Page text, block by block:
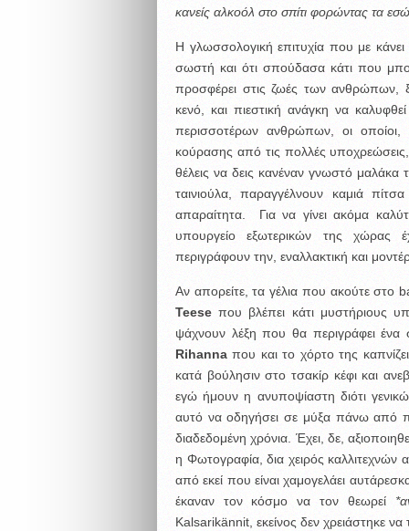
κανείς αλκοόλ στο σπίτι φορώντας τα
H γλωσσολογική επιτυχία που με
σωστή και ότι σπούδασα κάτι που
προσφέρει στις ζωές των ανθρώπων,
κενό, και πιεστική ανάγκη να
περισσοτέρων ανθρώπων, οι
κούρασης από τις πολλές
θέλεις να δεις κανέναν γνωστό
ταινιούλα, παραγγέλνουν καμιά
απαραίτητα. Για να γίνει ακόμα
υπουργείο εξωτερικών της χώρας
περιγράφουν την, εναλλακτική και
Αν απορείτε, τα γέλια που ακούτε στο
Teeseπου βλέπει κάτι μυστήριους
ψάχνουν λέξη που θα περιγράφει ένα
Rihannaπου και το χόρτο της
κατά βούλησιν στο τσακίρ κέφι και
εγώ ήμουν η ανυποψίαστη διότι
αυτό να οδηγήσει σε μύξα πάνω από
διαδεδομένη χρόνια. Έχει, δε,
η Φωτογραφία, δια χειρός καλλιτεχνών
από εκεί που είναι χαμογελάει
έκαναν τον κόσμο να τον θεωρεί
Kalsarikännit, εκείνος δεν χρειάστηκε